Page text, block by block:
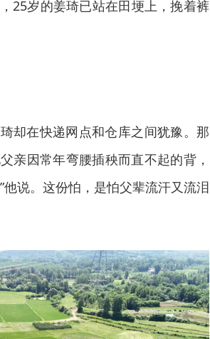
25岁的姜琦已站在田埂上，挽着裤
却在快递网点和仓库之间犹豫。那
亲因常年弯腰插秧而直不起的背，
说。这份怕，是怕父辈流汗又流泪